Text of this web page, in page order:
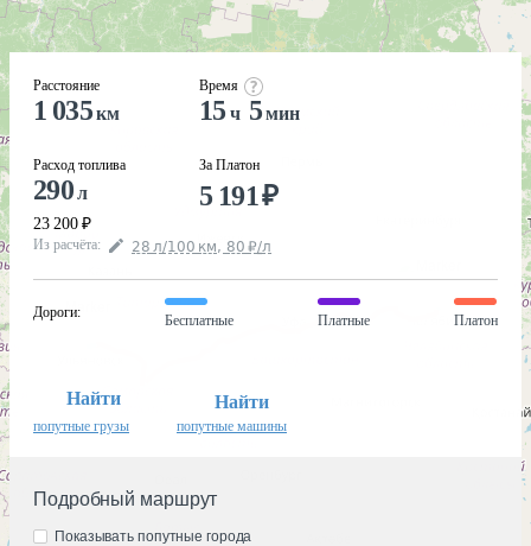
Расстояние
1 035км
Расход топлива
290л
23 200 ₽
Время
15 ч 5мин
За Платон
5 191₽
Из расчёта: 28 л/100 км, 80 ₽/л
Дороги:
Бесплатные Платные Платон
Найти
попутные грузы
Найти
попутные машины
Подробный маршрут
Показывать попутные города